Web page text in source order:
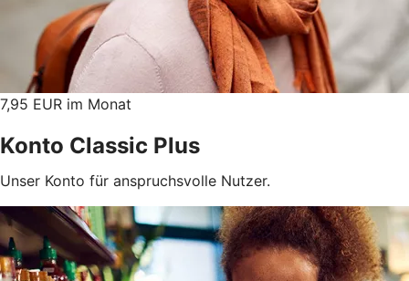
7,95 EUR im Monat
Konto Classic Plus
Unser Konto für anspruchsvolle Nutzer.